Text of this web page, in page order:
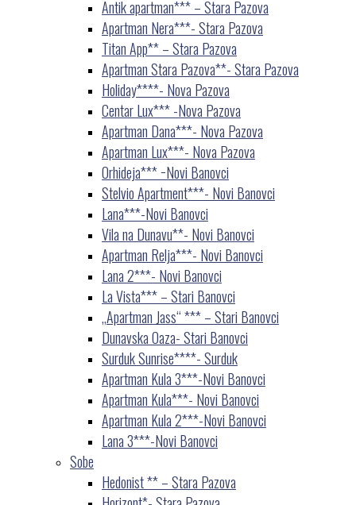
Antik apartman*** – Stara Pazova
Apartman Nera***- Stara Pazova
Titan App** – Stara Pazova
Apartman Stara Pazova**- Stara Pazova
Holiday****- Nova Pazova
Centar Lux*** -Nova Pazova
Apartman Dana***- Nova Pazova
Apartman Lux***- Nova Pazova
Orhideja*** −Novi Banovci
Stelvio Apartment***- Novi Banovci
Lana***-Novi Banovci
Vila na Dunavu**- Novi Banovci
Apartman Relja***- Novi Banovci
Lana 2***- Novi Banovci
La Vista*** – Stari Banovci
„Apartman Jass“ *** – Stari Banovci
Dunavska Oaza- Stari Banovci
Surduk Sunrise****- Surduk
Apartman Kula 3***-Novi Banovci
Apartman Kula***- Novi Banovci
Apartman Kula 2***-Novi Banovci
Lana 3***-Novi Banovci
Sobe
Hedonist ** – Stara Pazova